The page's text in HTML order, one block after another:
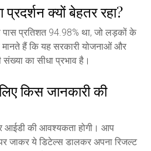
क्यों बेहतर रहा?
प्रतिशत 94.98% था, जो लड़कों के
हैं कि यह सरकारी योजनाओं और
संख्या का सीधा प्रभाव है।
किस जानकारी की
आईडी की आवश्यकता होगी। आप
जाकर ये डिटेल्स डालकर अपना रिजल्ट